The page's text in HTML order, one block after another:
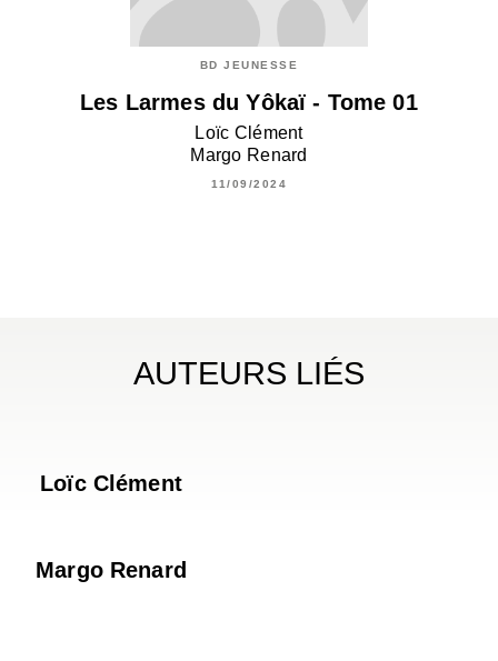
BD JEUNESSE
Les Larmes du Yôkaï - Tome 01
Loïc Clément
Margo Renard
11/09/2024
AUTEURS LIÉS
Loïc Clément
Margo Renard